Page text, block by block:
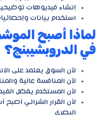
إنشاء فيديوهات
استخدام بيانات
لماذا أصبح
في الدروبشيبنج؟
لأن السوق يعتمد على
لأن المنافسة عالية
لأن المستخدم يفضل
لأن القرار الشرائي أصبح
البصري